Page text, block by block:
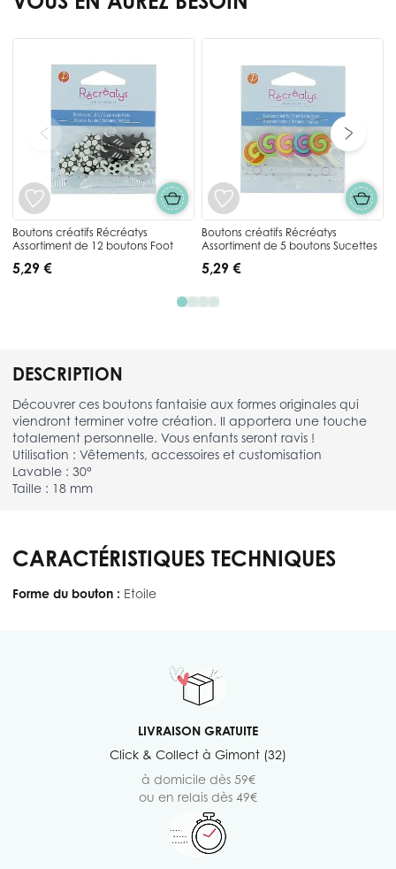
DESCRIPTION
Découvrer ces boutons fantaisie aux formes originales qui
viendront terminer votre création. Il apportera une touche
totalement personnelle. Vous enfants seront ravis !
Utilisation : Vêtements, accessoires et customisation
Lavable : 30°
Taille : 18 mm
Press to skip carousel
Boutons créatifs Récréatys
Assortiment de 12 boutons Foot
5,29 €
Boutons créatifs Récréatys
Assortiment de 5 boutons Sucettes
5,29 €
CARACTÉRISTIQUES TECHNIQUES
Forme du bouton : Etoile
LIVRAISON GRATUITE
Click & Collect à Gimont (32)
à domicile dès 59€
ou en relais dès 49€